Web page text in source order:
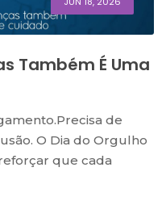
Também É Uma
de
O Dia do Orgulho
que cada